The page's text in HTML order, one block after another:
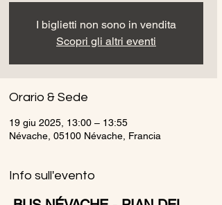
I biglietti non sono in vendita
Scopri gli altri eventi
Orario & Sede
19 giu 2025, 13:00 – 13:55
Névache, 05100 Névache, Francia
Info sull'evento